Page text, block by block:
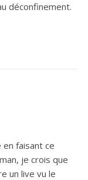
déconfinement.
en faisant ce
je crois que
un live vu le